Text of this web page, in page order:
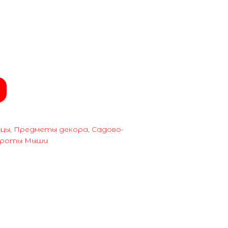
, Предметы декора, Садово-
Мыши